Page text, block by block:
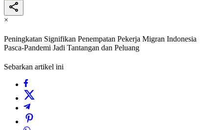
×
Peningkatan Signifikan Penempatan Pekerja Migran Indonesia
Pasca-Pandemi Jadi Tantangan dan Peluang
Sebarkan artikel ini